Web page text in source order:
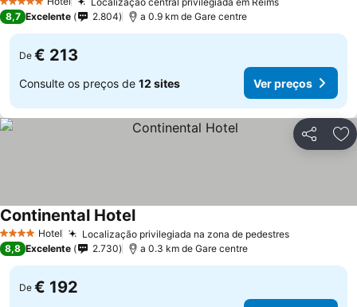
5 Estrelas
8,7 Excelente 2.804 a 0.9 km de Gare centre
De € 213
Consulte os preços de 12 sites Ver preços
Partilhar
4 EstrelasHotel Localização privilegiada na zona de pedestres
Continental Hotel
8,8 Excelente 2.730 a 0.3 km de Gare centre
De € 192